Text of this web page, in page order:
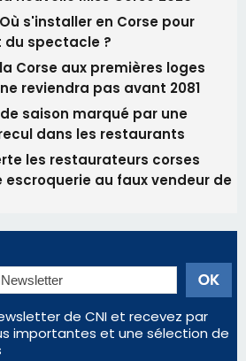
s'installer en Corse pour
spectacle ?
Corse aux premières loges
reviendra pas avant 2081
saison marqué par une
dans les restaurants
les restaurateurs corses
escroquerie au faux vendeur de
de CNI et recevez par
importantes et une sélection de